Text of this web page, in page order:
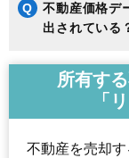
Q
不動産価格デ
出されている
所有す
「
不動産を売却